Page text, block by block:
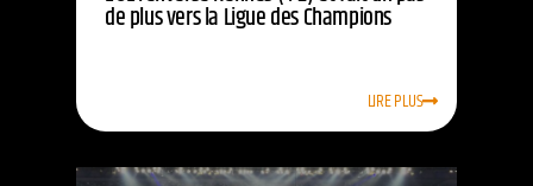
de plus vers la Ligue des Champions
LIRE PLUS